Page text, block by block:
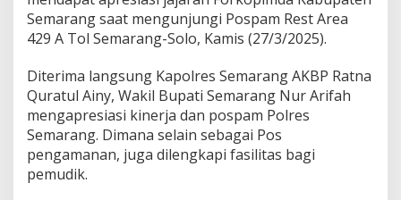
d
k
W
a
k
l
B
Semarang saat mengunjungi Pospam Rest Area
429 A Tol Semarang-Solo, Kamis (27/3/2025).
Diterima langsung Kapolres Semarang AKBP Ratna
Quratul Ainy, Wakil Bupati Semarang Nur Arifah
mengapresiasi kinerja dan pospam Polres
Semarang. Dimana selain sebagai Pos
pengamanan, juga dilengkapi fasilitas bagi
pemudik.